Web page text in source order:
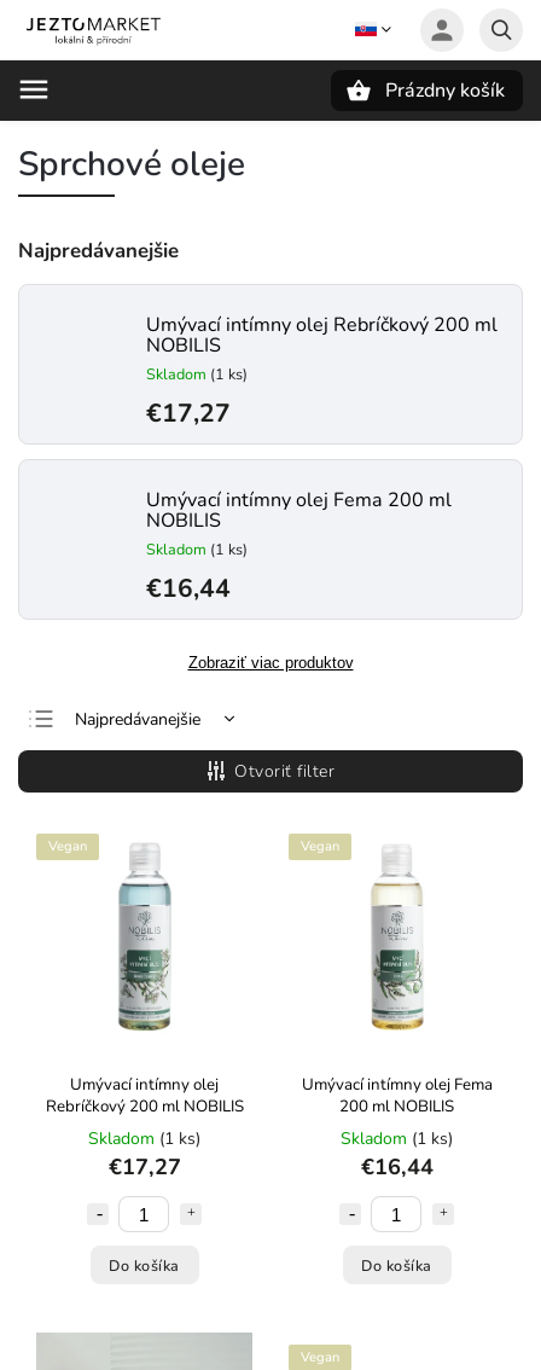
Prázdny košík
Sprchové oleje
Najpredávanejšie
Umývací intímny olej Rebríčkový 200 ml
NOBILIS
Skladom (1 ks)
€17,27
Umývací intímny olej Fema 200 ml
NOBILIS
Skladom (1 ks)
€16,44
Zobraziť viac produktov
Najpredávanejšie
Najlacnejšie
Najdrahšie
Abecedne
Otvoriť filter
Vegan
Umývací intímny olej
Rebríčkový 200 ml NOBILIS
Skladom (1 ks)
€17,27
Do košíka
Vegan
Umývací intímny olej Fema
200 ml NOBILIS
Skladom (1 ks)
€16,44
Do košíka
Vegan